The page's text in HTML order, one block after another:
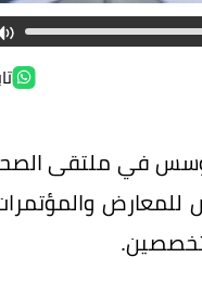
في واجهة الرياض للمعارض